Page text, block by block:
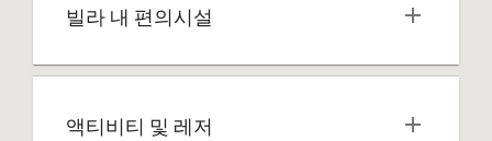
빌라 내 편의시설
액티비티 및 레저